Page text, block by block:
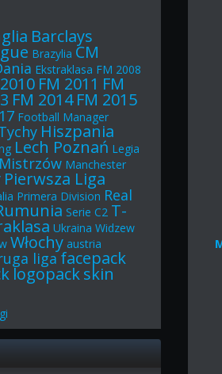
Barclays
Brazylia CM
Ekstraklasa FM 2008
FM 2011 FM
FM 2014 FM 2015
Football Manager
Hiszpania
Lech Poznań Legia
Manchester
Pierwsza Liga
Primera Division Real
Serie C2 T-
Ukraina Widzew
Włochy austria
ligafacepack
logopackskin